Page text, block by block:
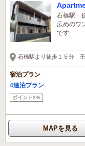
石橋駅
広めのワ
です
石橋駅より徒歩１５分
宿泊プラン
4連泊プラン
ポイント2%
MAPを見る